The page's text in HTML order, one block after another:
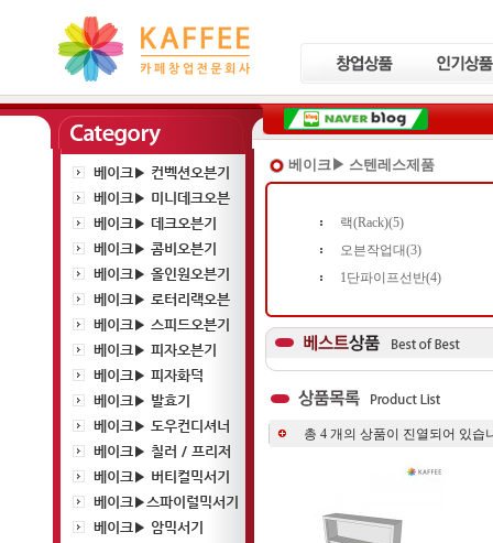
베이크▶ 컨벡션오븐기
베이크▶ 미니데크오븐
베이크▶ 데크오븐기
베이크▶ 콤비오븐기
베이크▶ 올인원오븐기
베이크▶ 로터리랙오븐
베이크▶ 스피드오븐기
베이크▶ 피자오븐기
베이크▶ 피자화덕
베이크▶ 발효기
베이크▶ 도우컨디셔너
베이크▶ 칠러 / 프리저
베이크▶ 버티컬믹서기
베이크▶스파이럴믹서기
베이크▶ 암믹서기
베이크▶ 스텐레스제품
랙(Rack)(5)
오븐작업대(3)
1단파이프선반(4)
총 4 개의 상품이 진열되어 있습